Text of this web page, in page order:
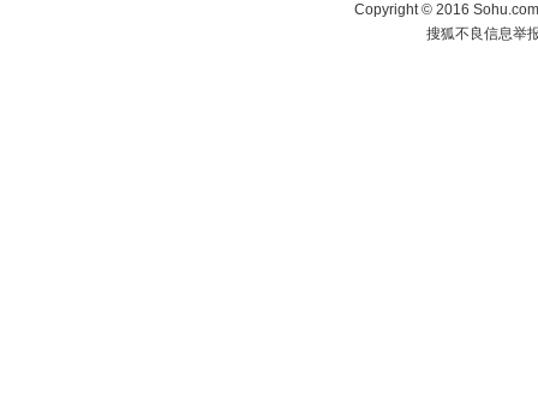
Copyright©2016
搜狐不良信息举